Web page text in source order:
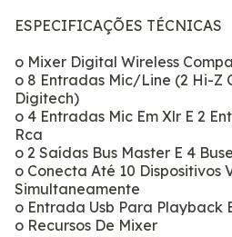
ESPECIFICAÇÕES TÉCNICAS
o Mixer Digital Wireless
o 8 Entradas Mic/Line (2 Hi-Z
Digitech)
o 4 Entradas Mic Em Xlr E 2
Rca
o 2 Saídas Bus Master E 4
o Conecta Até 10 Dispositivos
Simultaneamente
o Entrada Usb Para Playback
o Recursos De Mixer